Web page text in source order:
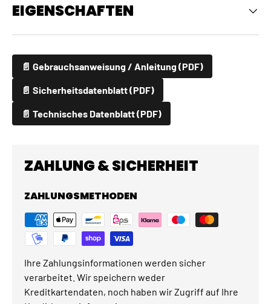
EIGENSCHAFTEN
📄 Gebrauchsanweisung / Anleitung (PDF)
📄 Sicherheitsdatenblatt (PDF)
📄 Technisches Datenblatt (PDF)
ZAHLUNG & SICHERHEIT
ZAHLUNGSMETHODEN
Ihre Zahlungsinformationen werden sicher
verarbeitet. Wir speichern weder
Kreditkartendaten, noch haben wir Zugriff auf Ihre